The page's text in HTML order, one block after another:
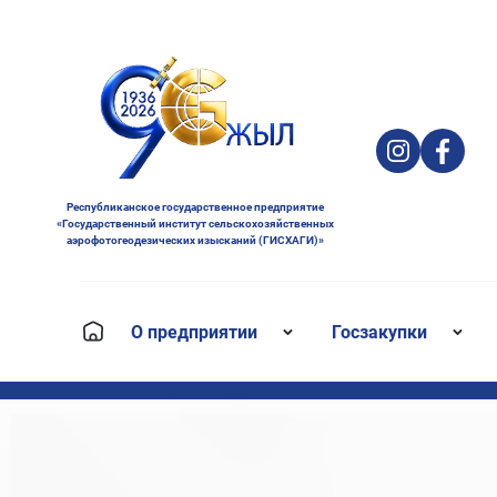
Республиканское государственное предприятие
«Государственный институт сельскохозяйственных
аэрофотогеодезических изысканий (ГИСХАГИ)»
О предприятии Госзакупки